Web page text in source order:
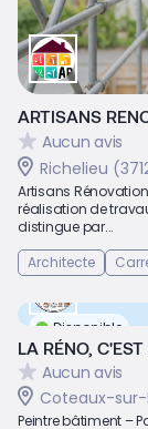
ARTISANS
Aucun avis
Richelieu
Artisans
réalisation de
distingue par...
Architecte
Disponible
LA RÉNO,
Aucun avis
Coteaux-sur-
Peintre bâtiment –